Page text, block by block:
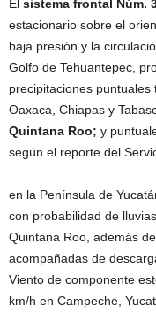
El sistema frontal Núm.
estacionario sobre el
baja presión y la
Golfo de Tehuantepec,
precipitaciones puntuales
Oaxaca, Chiapas y
Quintana Roo; y
según el reporte del
en la Península de
con probabilidad de
Quintana Roo, además
acompañadas de
Viento de componente
km/h en Campeche,